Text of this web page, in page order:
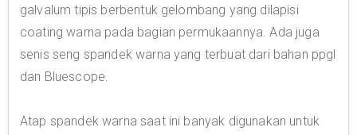
galvalum tipis berbentuk gelombang yang dilapisi
coating warna pada bagian permukaannya. Ada juga
senis seng spandek warna yang terbuat dari bahan ppgl
dan Bluescope.
Atap spandek warna saat ini banyak digunakan untuk